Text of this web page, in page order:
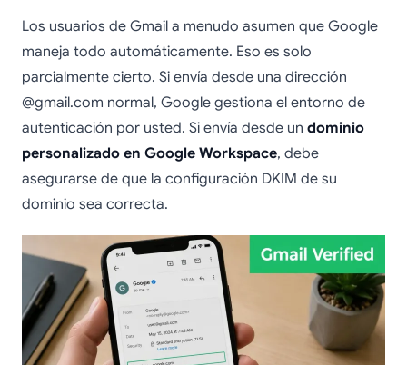
Los usuarios de Gmail a menudo asumen que Google
maneja todo automáticamente. Eso es solo
parcialmente cierto. Si envía desde una dirección
@gmail.com normal, Google gestiona el entorno de
autenticación por usted. Si envía desde un dominio
personalizado en Google Workspace, debe
asegurarse de que la configuración DKIM de su
dominio sea correcta.